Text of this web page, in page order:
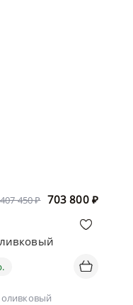
450 ₽ 703 800 ₽
оливковый